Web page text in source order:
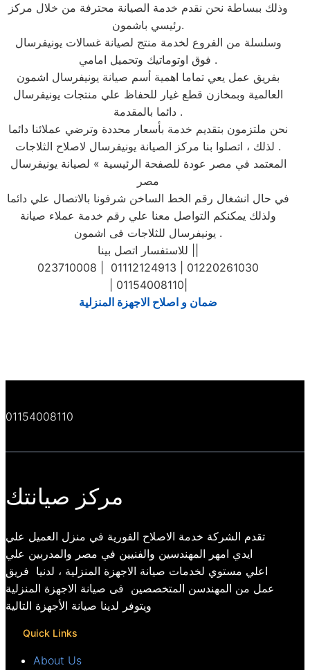
وذلك ببساطة نحن نقدم خدمة الصيانة محترفة من خلال مركز
رئيسي باشمون.
وسلسلة من الفروع لخدمة منتج لصيانة غسالات يونيفرسال
فوق اوتوماتيك وتحميل امامي .
بفريق عمل يعي تماما اهمية أسم صيانة يونيفرسال اشمون
العالمية وبمخازن قطع غيار للحفاظ علي منتجات يونيفرسال
دائما بالمقدمة .
نحن ملتزمون بتقديم خدمة بأسعار محددة وترضي عملائنا دائما
. لذلك ، اتصلوا بنا مركز الصيانة يونيفرسال لاصلاح الثلاجات
المعتمد في مصر عودة للصفحة الرئيسية » لصيانة يونيفرسال
مصر
في حال انشغال رقم الخط الساخن شرفونا بالاتصال علي دائما
ولذلك يمكنكم التواصل معنا علي رقم خدمة عملاء صيانة
يونيفرسال للثلاجات فى اشمون .
023710008 | 01112124913 | 01220261030
| 01154008110|
ضمان و اصلاح الاجهزة المنزلية
01154008110
مركز صيانتك
تقدم الشركة خدمة الاصلاح الفورية في منزل العميل علي
ايدي امهر المهندسين والفنيين في مصر والمدربين علي
اعلي مستوي لخدمات صيانة الاجهزة المنزلية ، لدنيا فريق
عمل من المهندسن المتخصصين فى صيانة الاجهزة المنزلية
ويتوفر لدينا صيانة الأجهزة التالية
Quick Links
About Us